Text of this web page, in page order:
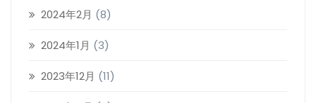
2024年2月 (8)
2024年1月 (3)
2023年12月 (11)